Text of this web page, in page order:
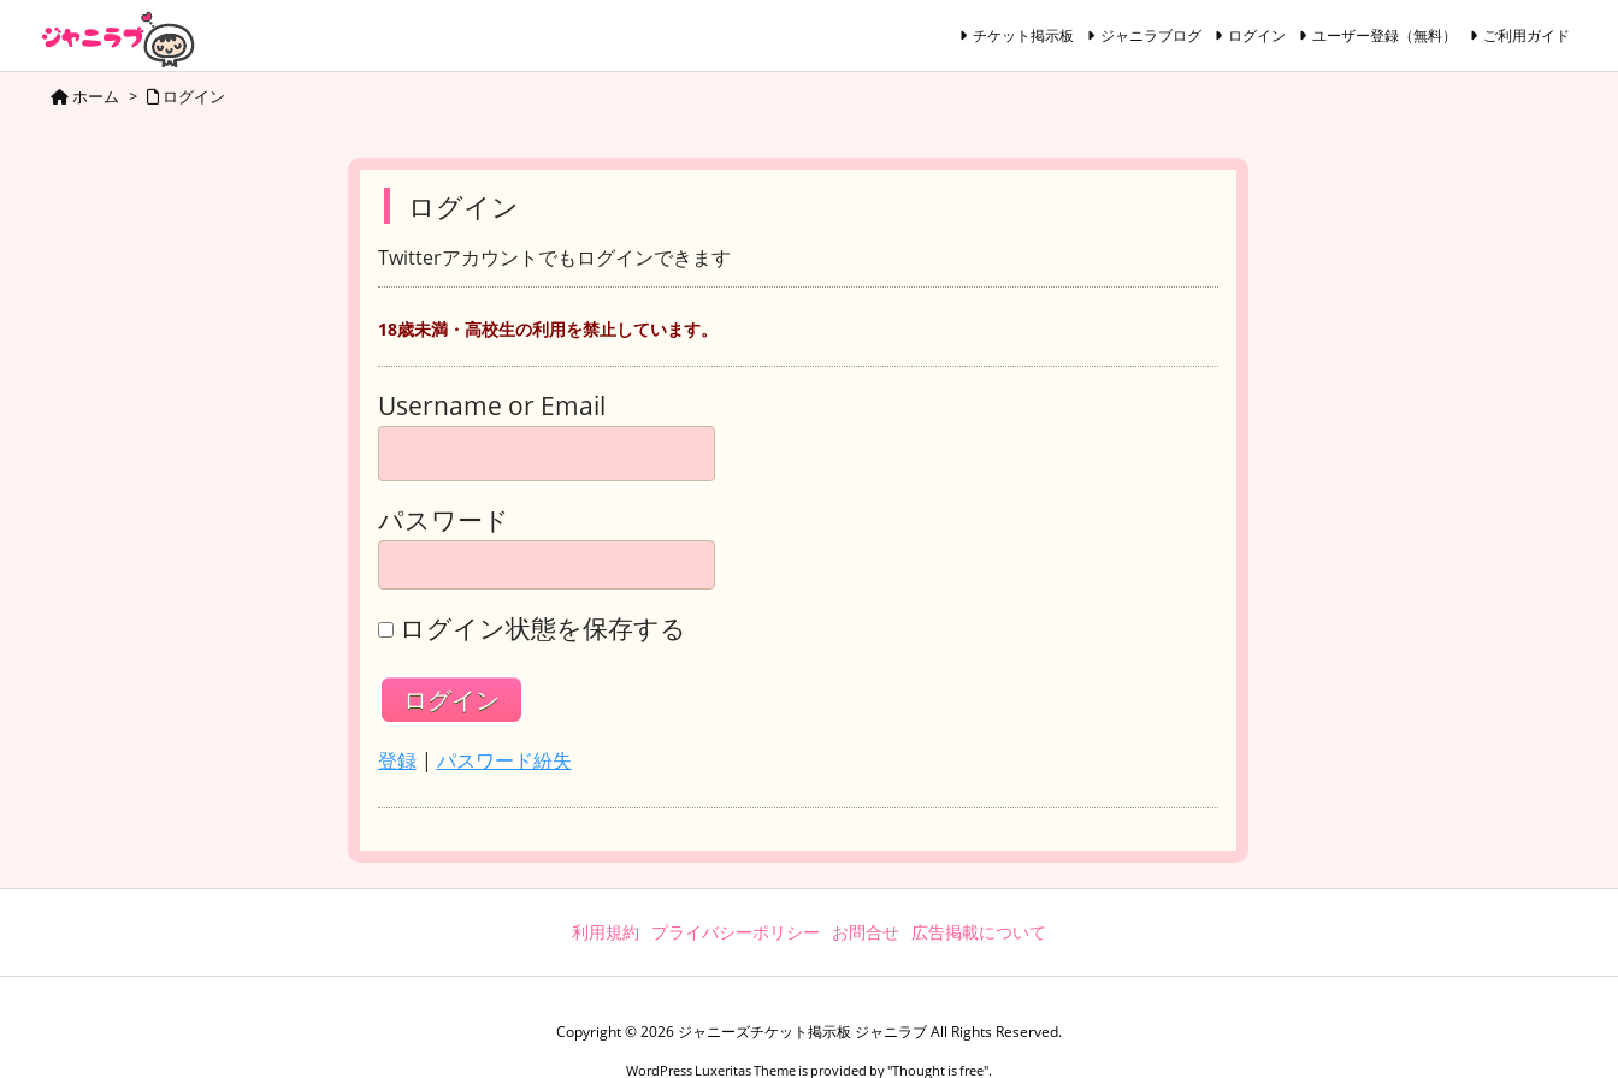
チケット掲示板 ジャニラブログ ログイン ユーザー登録（無料） ご利用ガイド
ホーム > ログイン
ログイン
Twitterアカウントでもログインできます
18歳未満・高校生の利用を禁止しています。
Username or Email
パスワード
ログイン状態を保存する
登録| パスワード紛失
利用規約 プライバシーポリシー お問合せ 広告掲載について
Copyright ©2026 ジャニーズチケット掲示板 ジャニラブAll Rights Reserved.
WordPress Luxeritas Theme is provided by "Thought is free".